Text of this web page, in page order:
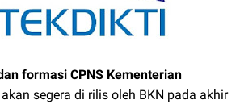
formasi CPNS Kementerian
akan segera di rilis oleh BKN pada akhir